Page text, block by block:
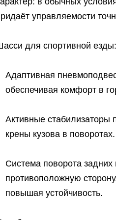
управляемости
для спортивной езды:
Адаптивная
обеспечивая комфорт в
Активные стабилизаторы
крены кузова в поворотах.
Система поворота задних
противоположную
повышая устойчивость.